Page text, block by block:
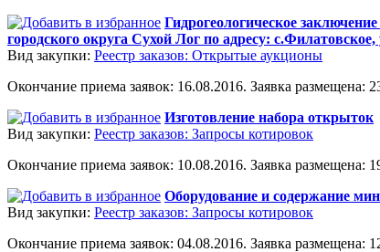
Гидрогеологическое
городского округа Сухой Лог по адресу:
Вид закупки: Реестр заказов: Открытые аукционы
Окончание приема заявок: 16.08.2016. Заявка размещена:
Изготовление набора открыток
Вид закупки: Реестр заказов: Запросы котировок
Окончание приема заявок: 10.08.2016. Заявка размещена:
Оборудование и содержание
Вид закупки: Реестр заказов: Запросы котировок
Окончание приема заявок: 04.08.2016. Заявка размещена: